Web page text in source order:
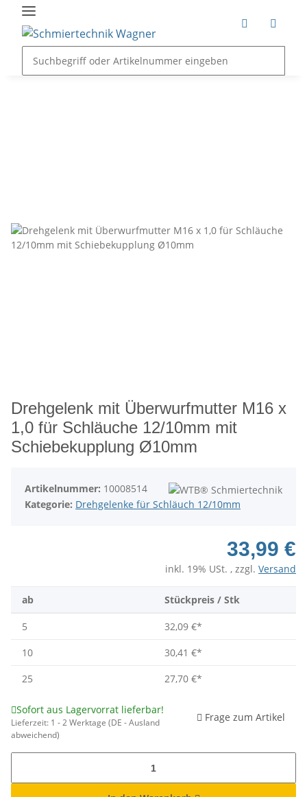
Drehgelenk mit Überwurfmutter M16 x
1,0 für Schläuche 12/10mm mit
Schiebekupplung Ø10mm
Artikelnummer: 10008514
Kategorie: Drehgelenke für Schläuch 12/10mm
33,99 €
inkl. 19% USt. , zzgl. Versand
ab Stückpreis / Stk
5 32,09 €*
10
30,41 €*
25
27,70 €*
Sofort aus Lagervorrat lieferbar!
Lieferzeit: 1 - 2 Werktage (DE - Ausland
abweichend)
Frage zum Artikel